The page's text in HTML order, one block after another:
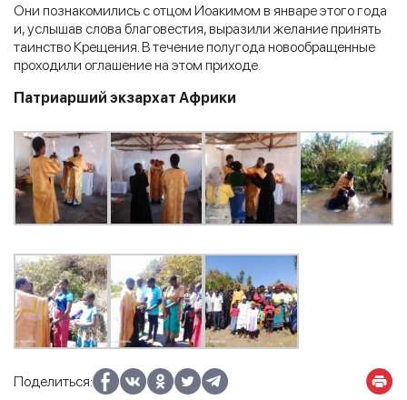
Они познакомились с отцом Иоакимом в январе этого года
и, услышав слова благовестия, выразили желание принять
таинство Крещения. В течение полугода новообращенные
проходили оглашение на этом приходе.
Патриарший экзархат Африки
Поделиться: